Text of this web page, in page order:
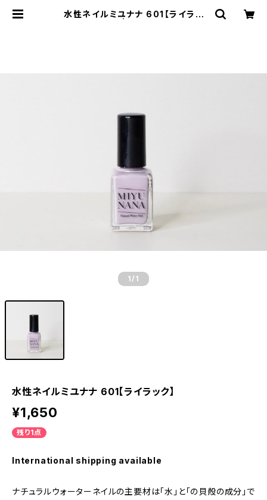
水性ネイルミユナナ 601【ライラッ
1 /1
水性ネイルミユナナ 601【ライラック】
¥1,650
残り1点
International shipping available
ナチュラルウォーターネイルの主要材は「水」と「の貝殻の成分」で